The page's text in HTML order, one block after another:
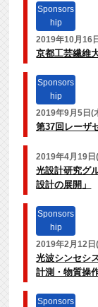
Sponsors
hip
2019年10月16日
京都工芸繊維
Sponsors
hip
2019年9月5日(
第37回レーザ
2019年4月19日
光設計研究グ
設計の展開」
Sponsors
hip
2019年2月12日
光波シンセシ
計測・物質操
Sponsors